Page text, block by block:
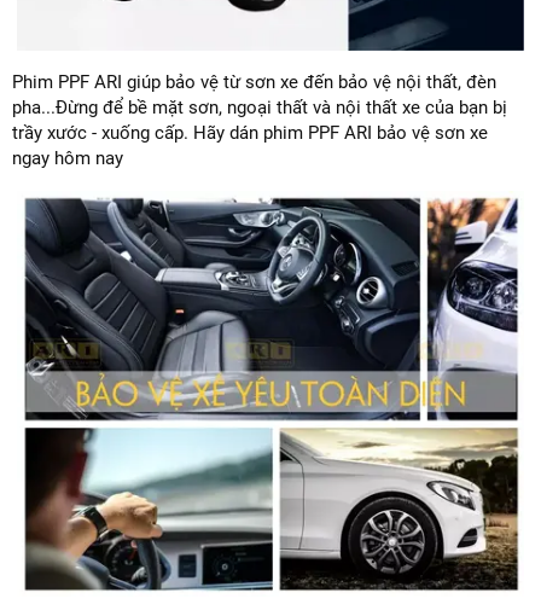
Phim PPF ARI giúp bảo vệ từ sơn xe đến bảo vệ nội thất, đèn
pha...Đừng để bề mặt sơn, ngoại thất và nội thất xe của bạn bị
trầy xước - xuống cấp. Hãy dán phim PPF ARI bảo vệ sơn xe
ngay hôm nay